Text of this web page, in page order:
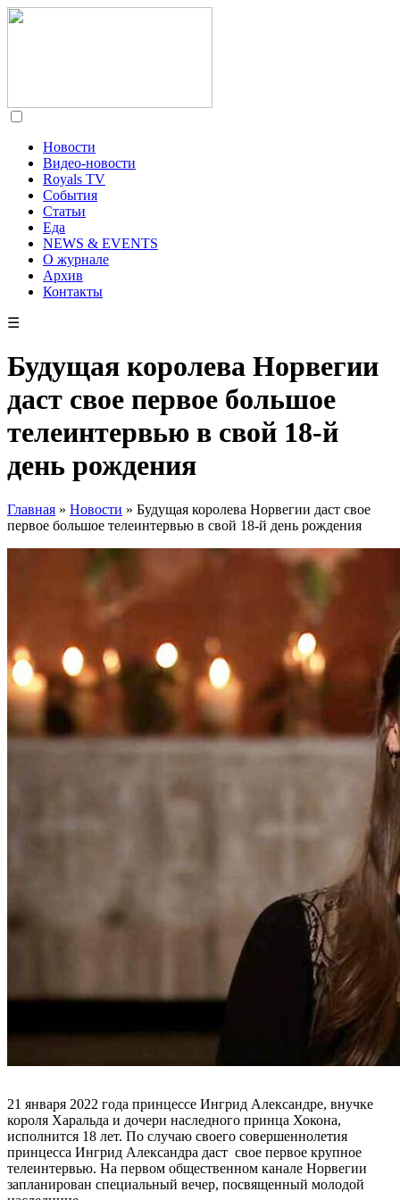
Новости
Видео-новости
Royals TV
События
Статьи
Еда
NEWS & EVENTS
О журнале
Архив
Контакты
☰
Будущая королева Норвегии
даст свое первое большое
телеинтервью в свой 18-й
день рождения
Главная » Новости » Будущая королева Норвегии даст свое
первое большое телеинтервью в свой 18-й день рождения
21 января 2022 года принцессе Ингрид Александре, внучке
короля Харальда и дочери наследного принца Хокона,
исполнится 18 лет. По случаю своего совершеннолетия
принцесса Ингрид Александра даст свое первое крупное
телеинтервью. На первом общественном канале Норвегии
запланирован специальный вечер, посвященный молодой